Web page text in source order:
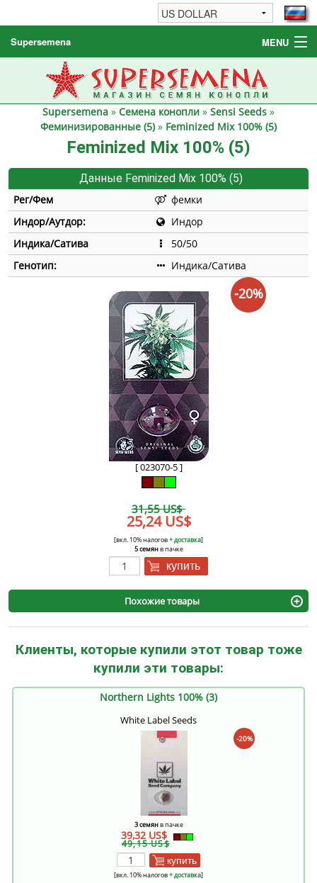
Supersemena MENU
Семена конопли
Другие товары
Как заказать / FAQ
Supersemena » Семена конопли » Sensi Seeds »
Феминизированные (5)» Feminized Mix 100% (5)
Feminized Mix 100% (5)
Данные Feminized Mix 100% (5)
Рег/Фем
фемки
Индор/Аутдор:
Индор
Индика/Сатива
50/50
Генотип:
Индика/Сатива
[ 023070-5 ]
31,55 US$
25,24 US$
[вкл. 10% налогов+ доставка]
5 семянв пачке
купить
-20%
Похожие товары
Клиенты, которые купили этот товар тоже
купили эти товары:
Northern Lights 100% (3)
White Label Seeds
-20%
3 семянв пачке
39,32 US$
49,15 US$
купить
[вкл. 10% налогов+ доставка]